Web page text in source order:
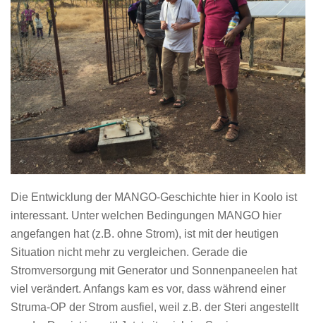
Die Entwicklung der MANGO-Geschichte hier in Koolo ist
interessant. Unter welchen Bedingungen MANGO hier
angefangen hat (z.B. ohne Strom), ist mit der heutigen
Situation nicht mehr zu vergleichen. Gerade die
Stromversorgung mit Generator und Sonnenpaneelen hat
viel verändert. Anfangs kam es vor, dass während einer
Struma-OP der Strom ausfiel, weil z.B. der Steri angestellt